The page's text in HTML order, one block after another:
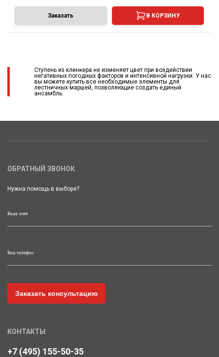
Заказать В КОРЗИНУ
Ступень из клинкера не изменяет цвет при воздействии
негативных погодных факторов и интенсивной нагрузки. У нас
вы можете купить все необходимые элементы для
лестничных маршей, позволяющие создать единый
ансамбль.
ОБРАТНЫЙ ЗВОНОК
Нужна помощь в выборе?
Ваше имя
Ваш телефон
КОНТАКТЫ
+7 (495) 155-50-35